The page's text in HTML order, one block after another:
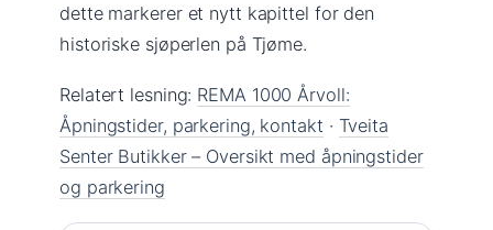
dette markerer et nytt kapittel for den
historiske sjøperlen på Tjøme.
Relatert lesning: REMA 1000 Årvoll:
Åpningstider, parkering, kontakt · Tveita
Senter Butikker – Oversikt med åpningstider
og parkering